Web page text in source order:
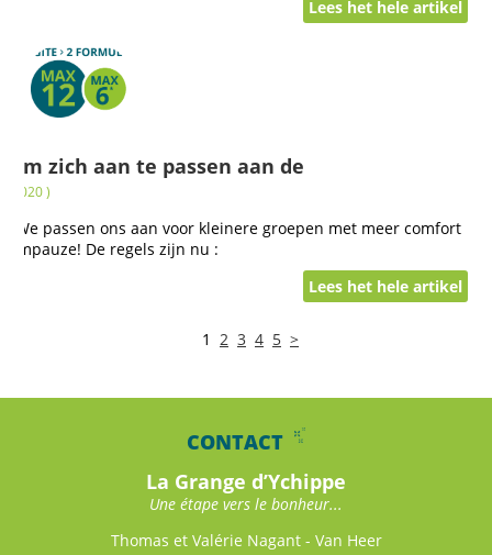
Lees het hele artikel
zich aan te passen aan de
2020 )
We passen ons aan voor kleinere groepen met meer comfort
De regels zijn nu :
Lees het hele artikel
1 2 3 4 5 >
CONTACT
La Grange d’Ychippe
Une étape vers le bonheur...
Thomas et Valérie Nagant - Van Heer